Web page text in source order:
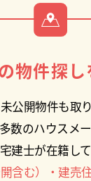
物件探
公開物件も取
数のハウスメ
建士が在籍し
含む）・建売